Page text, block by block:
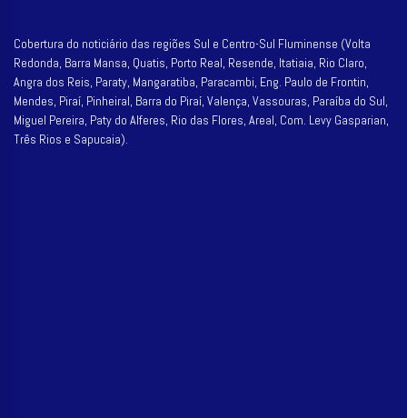
Cobertura do noticiário das regiões Sul e Centro-Sul Fluminense (Volta
Redonda, Barra Mansa, Quatis, Porto Real, Resende, Itatiaia, Rio Claro,
Angra dos Reis, Paraty, Mangaratiba, Paracambi, Eng. Paulo de Frontin,
Mendes, Piraí, Pinheiral, Barra do Piraí, Valença, Vassouras, Paraíba do Sul,
Miguel Pereira, Paty do Alferes, Rio das Flores, Areal, Com. Levy Gasparian,
Três Rios e Sapucaia).